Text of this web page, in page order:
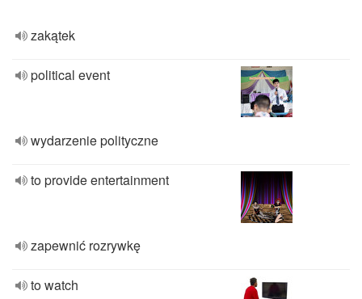
zakątek
political event
wydarzenie polityczne
to provide entertainment
zapewnić rozrywkę
to watch